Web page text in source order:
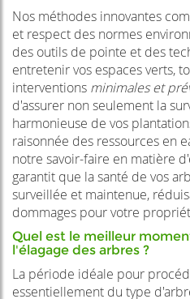
Nos méthodes innovantes
et respect des normes
des outils de pointe et des
entretenir vos espaces verts,
interventions minimales et
d'assurer non seulement la
harmonieuse de vos
raisonnée des ressources en
notre savoir-faire en matière
garantit que la santé de vos
surveillée et maintenue,
dommages pour votre
Quel est le meilleur
l'élagage des arbres ?
La période idéale pour
essentiellement du type